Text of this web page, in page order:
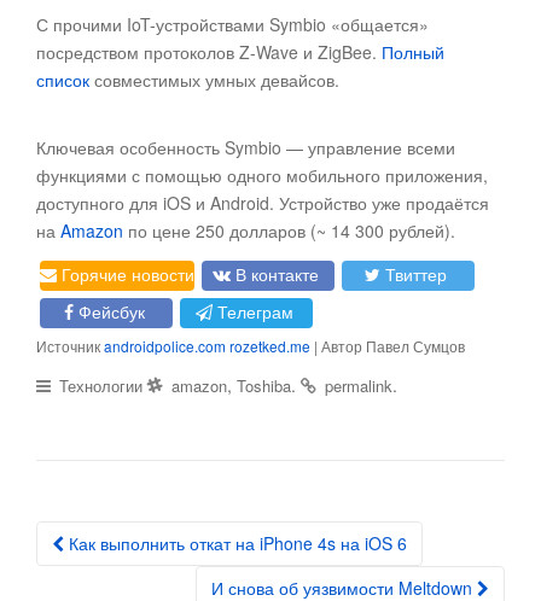
С прочими IoT-устройствами Symbio «общается»
посредством протоколов Z-Wave и ZigBee. Полный
список совместимых умных девайсов.
Ключевая особенность Symbio — управление всеми
функциями с помощью одного мобильного приложения,
доступного для iOS и Android. Устройство уже продаётся
на Amazon по цене 250 долларов (~ 14 300 рублей).
Горячие новости
В контакте
Твиттер
Фейсбук
Телеграм
Источникandroidpolice.com rozetked.me | Автор Павел Сумцов
Технологии amazon, Toshiba. permalink.
Post navigation
Как выполнить откат на iPhone 4s на iOS 6
И снова об уязвимости Meltdown